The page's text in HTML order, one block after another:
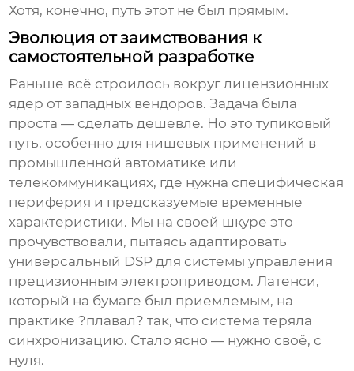
Хотя, конечно, путь этот не был прямым.
Эволюция от заимствования к
самостоятельной разработке
Раньше всё строилось вокруг лицензионных
ядер от западных вендоров. Задача была
проста — сделать дешевле. Но это тупиковый
путь, особенно для нишевых применений в
промышленной автоматике или
телекоммуникациях, где нужна специфическая
периферия и предсказуемые временные
характеристики. Мы на своей шкуре это
прочувствовали, пытаясь адаптировать
универсальный DSP для системы управления
прецизионным электроприводом. Латенси,
который на бумаге был приемлемым, на
практике ?плавал? так, что система теряла
синхронизацию. Стало ясно — нужно своё, с
нуля.